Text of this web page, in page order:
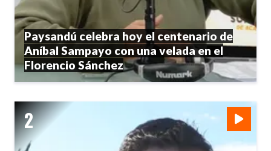
Paysandú celebra hoy el centenario de
Aníbal Sampayo con una velada en el
Florencio Sánchez